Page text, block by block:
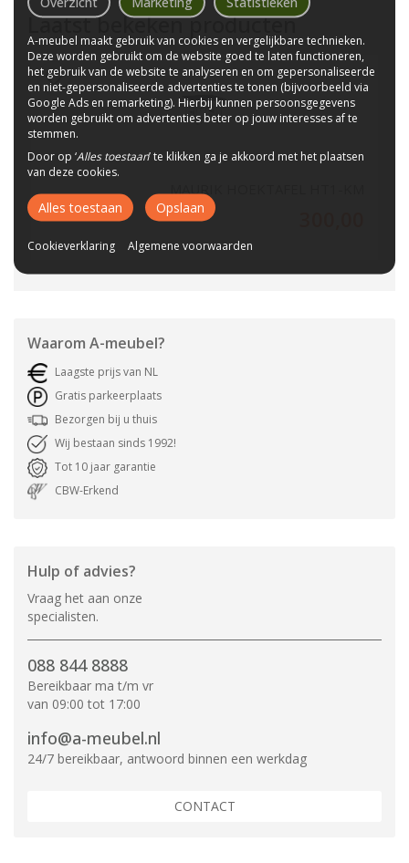
Laatst bekeken producten
Waarom A-meubel?
Laagste prijs van NL
Gratis parkeerplaats
Bezorgen bij u thuis
Wij bestaan sinds 1992!
Tot 10 jaar garantie
CBW-Erkend
Hulp of advies?
Vraag het aan onze
specialisten.
088 844 8888
Bereikbaar ma t/m vr
van 09:00 tot 17:00
info@a-meubel.nl
24/7 bereikbaar, antwoord binnen een werkdag
CONTACT
A-meubel maakt gebruik van cookies en vergelijkbare technieken.
Deze worden gebruikt om de website goed te laten functioneren,
het gebruik van de website te analyseren en om gepersonaliseerde
en niet-gepersonaliseerde advertenties te tonen (bijvoorbeeld via
Google Ads en remarketing). Hierbij kunnen persoonsgegevens
worden gebruikt om advertenties beter op jouw interesses af te
stemmen.
Door op ‘Alles toestaan’ te klikken ga je akkoord met het plaatsen
van deze cookies.
Alles toestaan Opslaan
Cookieverklaring Algemene voorwaarden